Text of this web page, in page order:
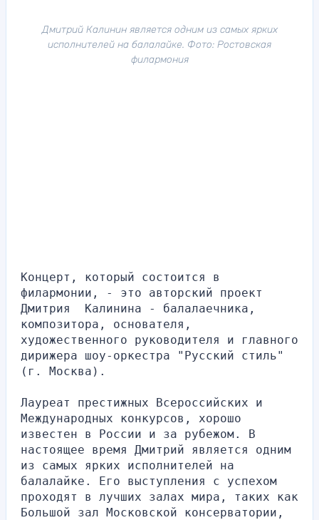
Дмитрий Калинин является одним из самых ярких
исполнителей на балалайке. Фото: Ростовская
филармония
Концерт, который состоится в
филармонии, - это авторский проект
Дмитрия  Калинина - балалаечника,
композитора, основателя,
художественного руководителя и главного
дирижера шоу-оркестра "Русский стиль"
(г. Москва).
Лауреат престижных Всероссийских и
Международных конкурсов, хорошо
известен в России и за рубежом. В
настоящее время Дмитрий является одним
из самых ярких исполнителей на
балалайке. Его выступления с успехом
проходят в лучших залах мира, таких как
Большой зал Московской консерватории,